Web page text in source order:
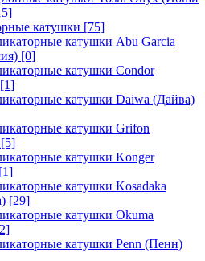
катушки [75]
катушки Abu Garcia
[0]
катушки Condor
[1]
катушки Daiwa (Дайва)
катушки Grifon
[5]
катушки Konger
[1]
катушки Kosadaka
[29]
катушки Okuma
катушки Penn (Пенн)